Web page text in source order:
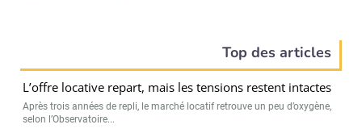
Top des articles
L’offre locative repart, mais les tensions restent intactes
Après trois années de repli, le marché locatif retrouve un peu d’oxygène,
selon l’Observatoire...